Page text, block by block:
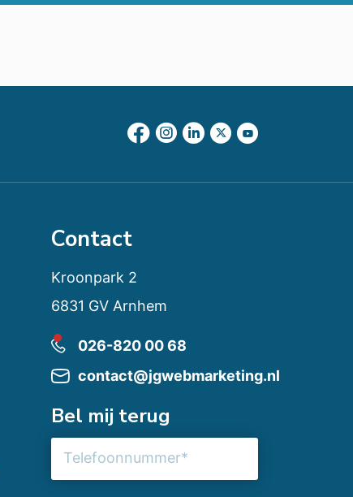
Contact
Kroonpark 2
6831 GV Arnhem
026-820 00 68
contact@jgwebmarketing.nl
Bel mij terug